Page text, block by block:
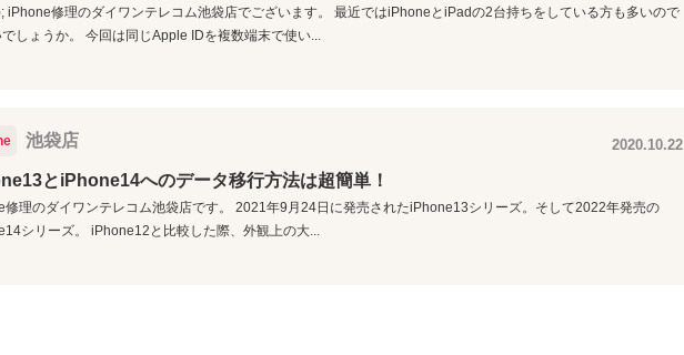
iPhone修理のダイワンテレコム池袋店でございます。 最近ではiPhoneとiPadの2台持ちをしている方も多いので
しょうか。 今回は同じApple IDを複数端末で使い...
池袋店 2020.10.22
とiPhone14へのデータ移行方法は超簡単！
修理のダイワンテレコム池袋店です。 2021年9月24日に発売されたiPhone13シリーズ。そして2022年発売の
シリーズ。 iPhone12と比較した際、外観上の大...